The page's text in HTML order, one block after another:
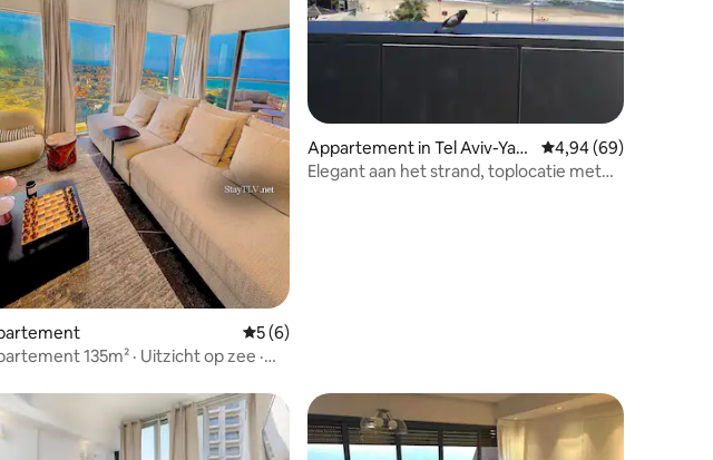
van 4,94 uit 5, 47 recensies
Gemiddelde beoordeling van 5 uit 5, 6 recensies
5 (6)
135m² · Uitzicht op zee ·
Appartement in Tel Aviv-Yaf
o
Gemiddelde
4,94 (69)
Elegant aan het strand, toplocatie met